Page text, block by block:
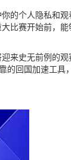
个人隐私和观
赛开始前，
来史无前例的
回国加速工